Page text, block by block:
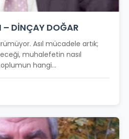
– DİNÇAY DOĞAR
Asıl mücadele artık;
muhalefetin nasıl
hangi...